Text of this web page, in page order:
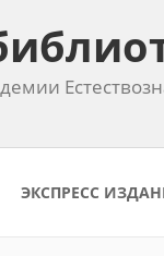
ЭКСПРЕСС